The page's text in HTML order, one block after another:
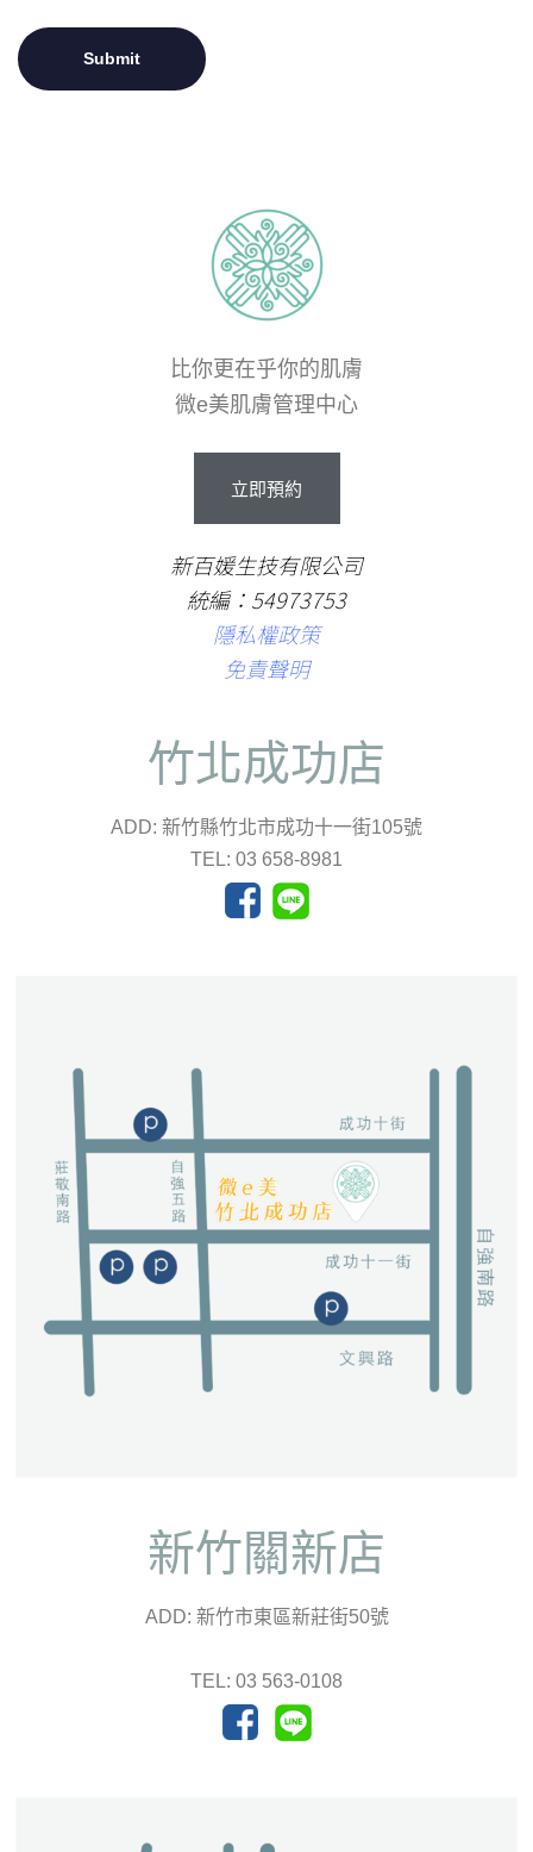
比你更在乎你的肌膚
微e美肌膚管理中心
立即預約
新百媛生技有限公司
統編：54973753
隱私權政策
免責聲明
竹北成功店
ADD: 新竹縣竹北市成功十一街105號
TEL: 03 658-8981
新竹關新店
ADD: 新竹市東區新莊街50號
TEL: 03 563-0108